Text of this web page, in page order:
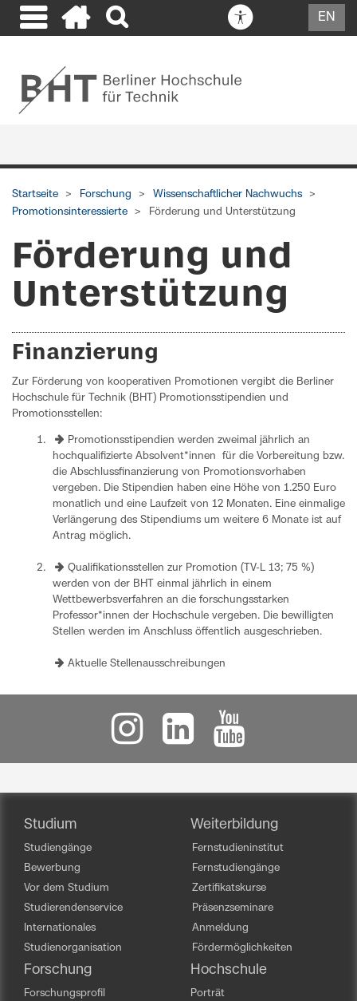
EN
Startseite Forschung
Wissenschaftlicher Nachwuchs
Promotionsinteressierte
Förderung und Unterstützung
Förderung und
Unterstützung
Finanzierung
Zur Förderung von kooperativen Promotionen vergibt die Berliner
Hochschule für Technik (BHT) Promotionsstipendien und
Promotionsstellen:
Promotionsstipendien werden zweimal jährlich an
hochqualifizierte Absolvent*innen für die Vorbereitung bzw.
die Abschlussfinanzierung von Promotionsvorhaben
vergeben. Die Stipendien haben eine Höhe von 1.250 Euro
monatlich und eine Laufzeit von 12 Monaten. Eine einmalige
Verlängerung des Stipendiums um weitere 6 Monate ist auf
Antrag möglich.
Qualifikationsstellen zur Promotion (TV-L 13; 75 %)
werden von der BHT einmal jährlich in einem
Wettbewerbsverfahren an die forschungsstarken
Professor*innen der Hochschule vergeben. Die bewilligten
Stellen werden im Anschluss öffentlich ausgeschrieben.
Aktuelle Stellenausschreibungen
Studium
Studiengänge
Bewerbung
Vor dem Studium
Studierendenservice
Internationales
Studienorganisation
Weiterbildung
Fernstudieninstitut
Fernstudiengänge
Zertifikatskurse
Präsenzseminare
Anmeldung
Fördermöglichkeiten
Forschung
Forschungsprofil
Hochschule
Porträt